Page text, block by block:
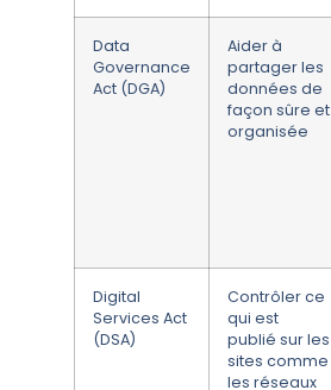
Data
Governance
Act (DGA)
Aider à
partager les
données de
façon sûre et
organisée
Digital
Services Act
(DSA)
Contrôler ce
qui est
publié sur les
sites comme
les réseaux